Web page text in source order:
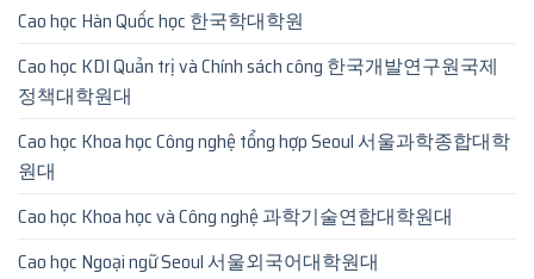
Cao học Hàn Quốc học 한국학대학원
Cao học KDI Quản trị và Chính sách công 한국개발연구원국제
정책대학원대
Cao học Khoa học Công nghệ tổng hợp Seoul 서울과학종합대학
원대
Cao học Khoa học và Công nghệ 과학기술연합대학원대
Cao học Ngoại ngữ Seoul 서울외국어대학원대